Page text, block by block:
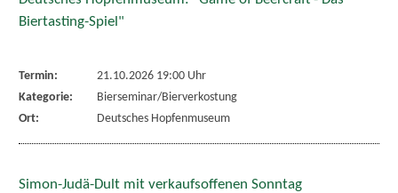
Biertasting-Spiel"
Termin:
21.10.2026 19:00 Uhr
Kategorie:
Bierseminar/Bierverkostung
Ort:
Deutsches Hopfenmuseum
Simon-Judä-Dult mit verkaufsoffenen Sonntag